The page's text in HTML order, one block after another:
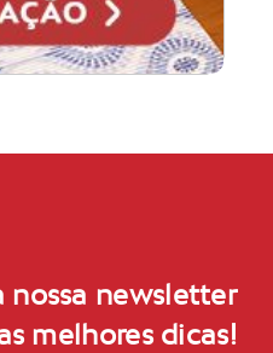
nossa newsletter
melhores dicas!